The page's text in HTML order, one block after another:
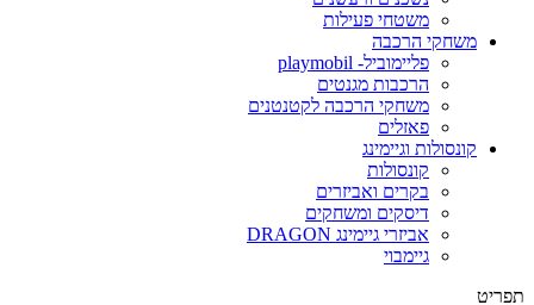
משטחי פעילות
משחקי הרכבה
פליימוביל- playmobil
הרכבות מגנטים
משחקי הרכבה לקטנטנים
פאזלים
קונסולות וגיימינג
קונסולות
בקרים ואביזרים
דיסקים ומשחקים
אביזרי גיימינג DRAGON
גיימבוי